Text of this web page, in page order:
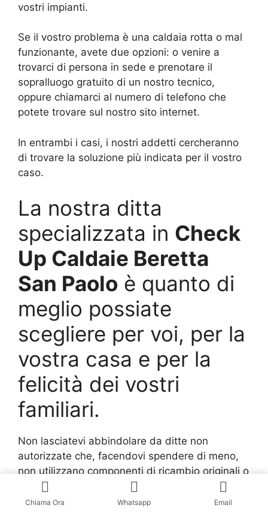
vostri impianti.
Se il vostro problema è una caldaia rotta o mal
funzionante, avete due opzioni: o venire a
trovarci di persona in sede e prenotare il
sopralluogo gratuito di un nostro tecnico,
oppure chiamarci al numero di telefono che
potete trovare sul nostro sito internet.
In entrambi i casi, i nostri addetti cercheranno
di trovare la soluzione più indicata per il vostro
caso.
La nostra ditta
specializzata in Check
Up Caldaie Beretta
San Paolo è quanto di
meglio possiate
scegliere per voi, per la
vostra casa e per la
felicità dei vostri
familiari.
Non lasciatevi abbindolare da ditte non
autorizzate che, facendovi spendere di meno,
non utilizzano componenti di ricambio originali o
svolgono i lavori non come la Beretta indica.
Chiama Ora Whatsapp Email